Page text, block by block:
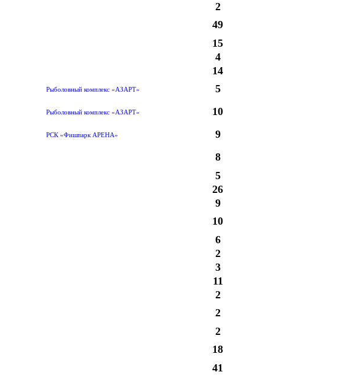
2
49
15
4
14
Рыболовный комплекс «АЗАРТ» 5
Рыболовный комплекс «АЗАРТ» 10
РСК «Фишпарк АРЕНА» 9
8
5
26
9
10
6
2
3
11
2
2
2
18
41